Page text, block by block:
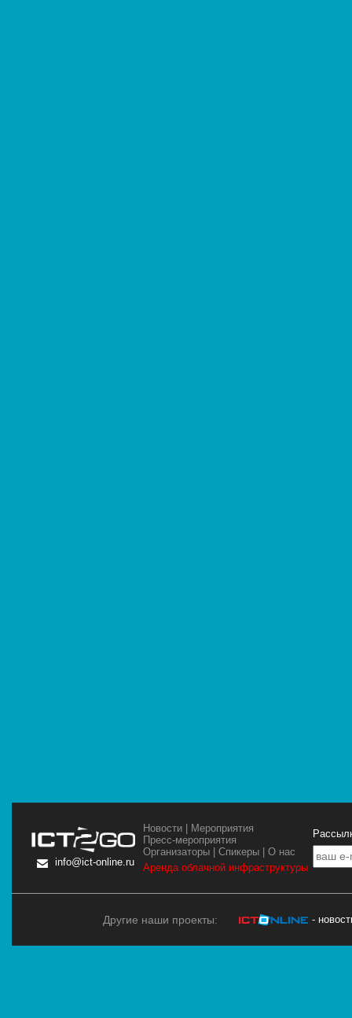
info@ict-online.ru
Новости | Мероприятия
Пресс-мероприятия
Организаторы |Спикеры |О нас
Аренда облачной инфраструктуры
Другие наши проекты: -